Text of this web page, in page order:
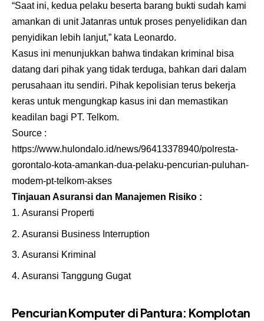
“Saat ini, kedua pelaku beserta barang bukti sudah kami
amankan di unit Jatanras untuk proses penyelidikan dan
penyidikan lebih lanjut,” kata Leonardo.
Kasus ini menunjukkan bahwa tindakan kriminal bisa
datang dari pihak yang tidak terduga, bahkan dari dalam
perusahaan itu sendiri. Pihak kepolisian terus bekerja
keras untuk mengungkap kasus ini dan memastikan
keadilan bagi PT. Telkom.
Source :
https://www.hulondalo.id/news/96413378940/polresta-
gorontalo-kota-amankan-dua-pelaku-pencurian-puluhan-
modem-pt-telkom-akses
Tinjauan Asuransi dan Manajemen Risiko :
Asuransi Properti
Asuransi Business Interruption
Asuransi Kriminal
Asuransi Tanggung Gugat
Pencurian Komputer di Pantura: Komplotan